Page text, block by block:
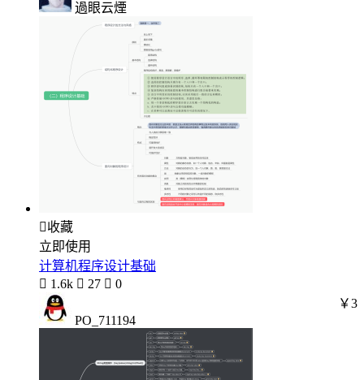
過眼云煙
收藏
立即使用
计算机程序设计基础
 1.6k  27  0
PO_711194
￥3